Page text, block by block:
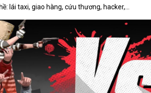
lái taxi, giao hàng, cứu thương, hacker,...